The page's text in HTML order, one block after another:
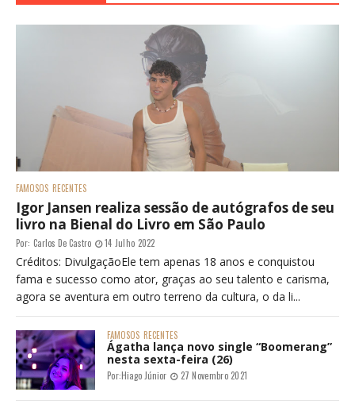
FAMOSOS RECENTES
Igor Jansen realiza sessão de autógrafos de seu
livro na Bienal do Livro em São Paulo
Por: Carlos De Castro 14 Julho 2022
Créditos: DivulgaçãoEle tem apenas 18 anos e conquistou
fama e sucesso como ator, graças ao seu talento e carisma,
agora se aventura em outro terreno da cultura, o da li...
FAMOSOS RECENTES
Ágatha lança novo single “Boomerang”
nesta sexta-feira (26)
Por:Hiago Júnior 27 Novembro 2021